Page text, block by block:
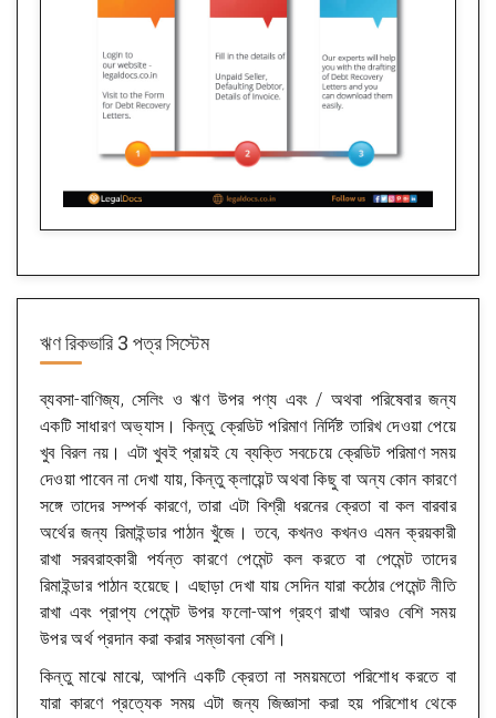
ঋণ রিকভারি 3 পত্র সিস্টেম
ব্যবসা-বাণিজ্য, সেলিং ও ঋণ উপর পণ্য এবং / অথবা পরিষেবার জন্য
একটি সাধারণ অভ্যাস। কিন্তু ক্রেডিট পরিমাণ নির্দিষ্ট তারিখ দেওয়া পেয়ে
খুব বিরল নয়। এটা খুবই প্রায়ই যে ব্যক্তি সবচেয়ে ক্রেডিট পরিমাণ সময়
দেওয়া পাবেন না দেখা যায়, কিন্তু ক্লায়েন্ট অথবা কিছু বা অন্য কোন কারণে
সঙ্গে তাদের সম্পর্ক কারণে, তারা এটা বিশ্রী ধরনের ক্রেতা বা কল বারবার
অর্থের জন্য রিমাইন্ডার পাঠান খুঁজে। তবে, কখনও কখনও এমন ক্রয়কারী
রাখা সরবরাহকারী পর্যন্ত কারণে পেমেন্ট কল করতে বা পেমেন্ট তাদের
রিমাইন্ডার পাঠান হয়েছে। এছাড়া দেখা যায় সেদিন যারা কঠোর পেমেন্ট নীতি
রাখা এবং প্রাপ্য পেমেন্ট উপর ফলো-আপ গ্রহণ রাখা আরও বেশি সময়
উপর অর্থ প্রদান করা করার সম্ভাবনা বেশি।
কিন্তু মাঝে মাঝে, আপনি একটি ক্রেতা না সময়মতো পরিশোধ করতে বা
যারা কারণে প্রত্যেক সময় এটা জন্য জিজ্ঞাসা করা হয় পরিশোধ থেকে